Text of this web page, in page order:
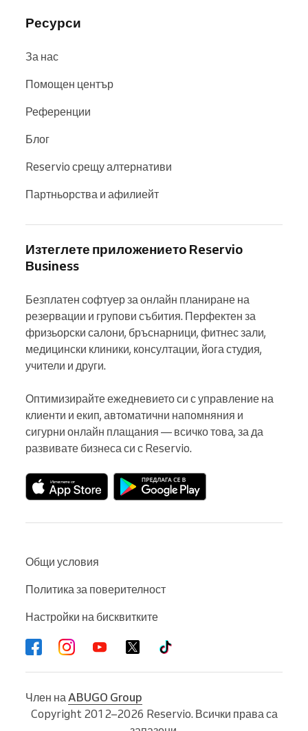
Ресурси
За нас
Помощен център
Референции
Блог
Reservio срещу алтернативи
Партньорства и афилиейт
Изтеглете приложението Reservio
Business
Безплатен софтуер за онлайн планиране на
резервации и групови събития. Перфектен за
фризьорски салони, бръснарници, фитнес зали,
медицински клиники, консултации, йога студия,
учители и други.
Оптимизирайте ежедневието си с управление на
клиенти и екип, автоматични напомняния и
сигурни онлайн плащания — всичко това, за да
развивате бизнеса си с Reservio.
Общи условия
Политика за поверителност
Настройки на бисквитките
Член на ABUGO Group
Copyright 2012–2026 Reservio. Всички права са